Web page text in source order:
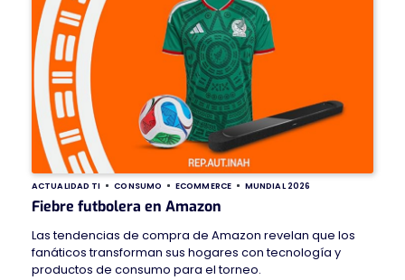
ACTUALIDAD TI CONSUMO ECOMMERCE MUNDIAL 2026
Fiebre futbolera en Amazon
Las tendencias de compra de Amazon revelan que los
fanáticos transforman sus hogares con tecnología y
productos de consumo para el torneo.